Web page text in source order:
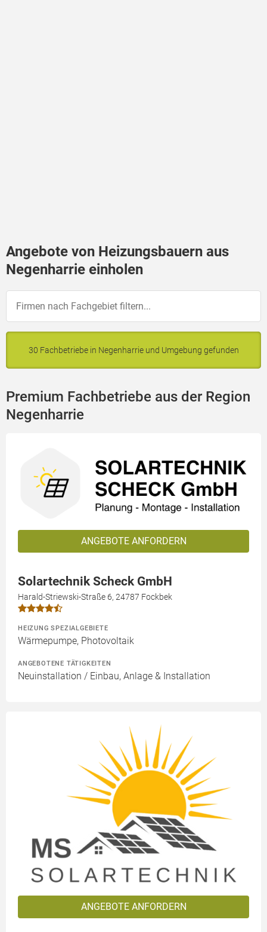
Angebote von Heizungsbauern aus
Negenharrie einholen
30 Fachbetriebe in Negenharrie und Umgebung gefunden
Premium Fachbetriebe aus der Region
Negenharrie
ANGEBOTE ANFORDERN
Solartechnik Scheck GmbH
Harald-Striewski-Straße 6, 24787 Fockbek
HEIZUNG SPEZIALGEBIETE
Wärmepumpe, Photovoltaik
ANGEBOTENE TÄTIGKEITEN
Neuinstallation / Einbau, Anlage & Installation
ANGEBOTE ANFORDERN